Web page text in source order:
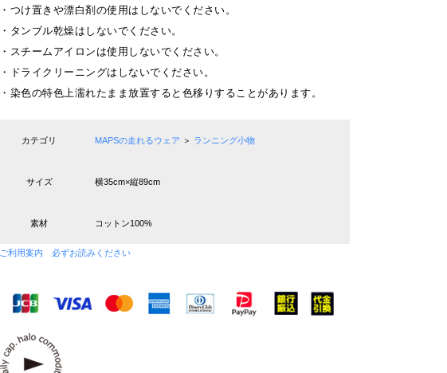
・つけ置きや漂白剤の使用はしないでください。
・タンブル乾燥はしないでください。
・スチームアイロンは使用しないでください。
・ドライクリーニングはしないでください。
・染色の特色上濡れたまま放置すると色移りすることがあります。
カテゴリ MAPSの走れるウェア ＞ ランニング小物
サイズ 横35cm×縦89cm
素材 コットン100%
ご利用案内 必ずお読みください